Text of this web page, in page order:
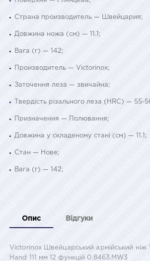
Страна производитель — Швейцария;
Довжина ножа (см) — 11.1;
Вага (г) — 142;
Производитель — Victorinox;
Заточення леза — звичайна;
Твердість різального леза (HRC) — 55-
Призначення — Полювання;
Довжина у складеному стані (см) — 11.1;
Стан — Нове;
Вага (г) — 142;
Опис Відгуки
Victorinox Швейцарський армійський ніж
Hand 111 мм 12 функцій 0.8463.MW3